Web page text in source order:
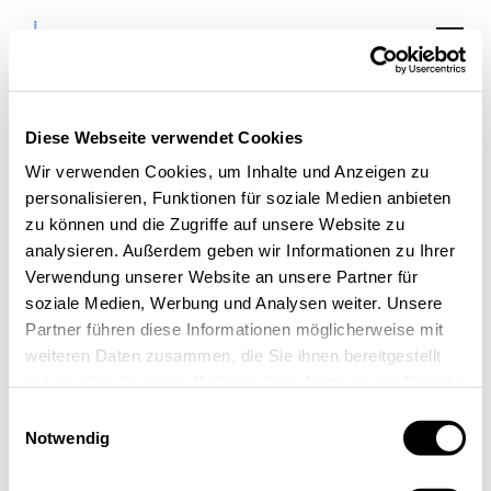
Diese Webseite verwendet Cookies
Wir verwenden Cookies, um Inhalte und Anzeigen zu
personalisieren, Funktionen für soziale Medien anbieten
zu können und die Zugriffe auf unsere Website zu
analysieren. Außerdem geben wir Informationen zu Ihrer
Verwendung unserer Website an unsere Partner für
soziale Medien, Werbung und Analysen weiter. Unsere
Partner führen diese Informationen möglicherweise mit
weiteren Daten zusammen, die Sie ihnen bereitgestellt
Notwendig
"Digitale Förderreise“:
Mittelstand Innovativ
& Digital